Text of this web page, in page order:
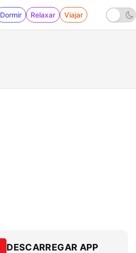
Dormir Relaxar Viajar
DESCARREGAR APP